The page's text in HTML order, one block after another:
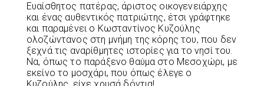
Ευαίσθητος πατέρας, άριστος οικογενειάρχης
και ένας αυθεντικός πατριώτης, έτσι γράφτηκε
και παραμένει ο Κωσταντίνος Κυζούλης
ολοζώντανος στη μνήμη της κόρης του, που δεν
ξεχνά τις αναρίθμητες ιστορίες για το νησί του.
Να, όπως το παράξενο θαύμα στο Μεσοχώρι, με
εκείνο το μοσχάρι, που όπως έλεγε ο